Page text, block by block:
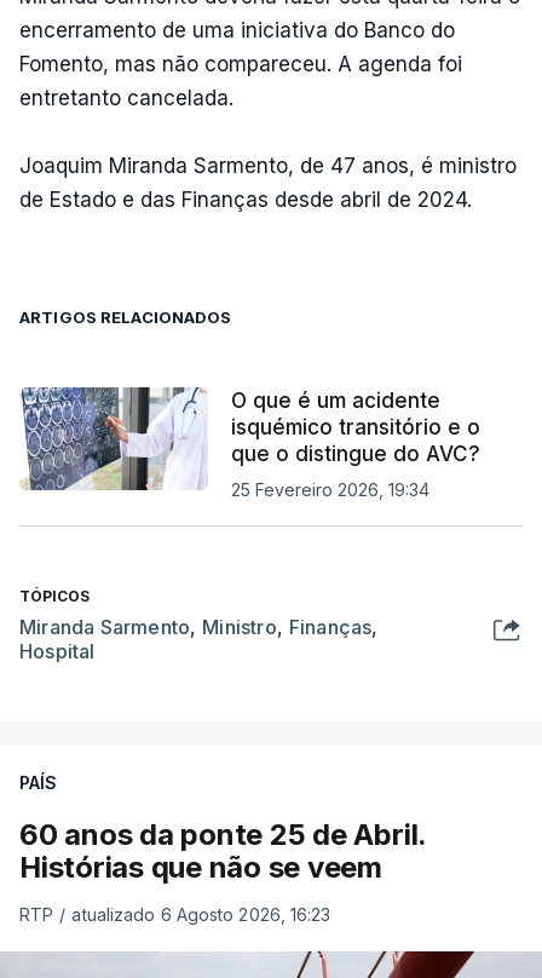
encerramento de uma iniciativa do Banco do
Fomento, mas não compareceu. A agenda foi
entretanto cancelada.
Joaquim Miranda Sarmento, de 47 anos, é ministro
de Estado e das Finanças desde abril de 2024.
ARTIGOS RELACIONADOS
O que é um acidente
isquémico transitório e o
que o distingue do AVC?
25 Fevereiro 2026, 19:34
TÓPICOS
Miranda Sarmento, Ministro, Finanças,
Hospital
PAÍS
60 anos da ponte 25 de Abril.
Histórias que não se veem
RTP / atualizado 6 Agosto 2026, 16:23